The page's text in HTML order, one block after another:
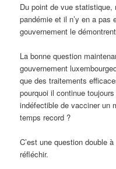
Du point de vue statistique,
pandémie et il n’y en a
gouvernement le
La bonne question
gouvernement
que des traitements
pourquoi il continue
indéfectible de vacciner un
temps record ?
C’est une question double
réfléchir.